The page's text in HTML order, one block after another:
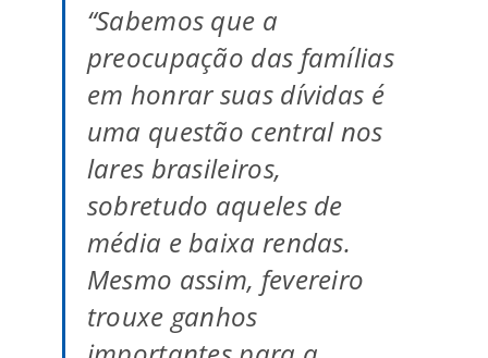
“Sabemos que a
preocupação das famílias
em honrar suas dívidas é
uma questão central nos
lares brasileiros,
sobretudo aqueles de
média e baixa rendas.
Mesmo assim, fevereiro
trouxe ganhos